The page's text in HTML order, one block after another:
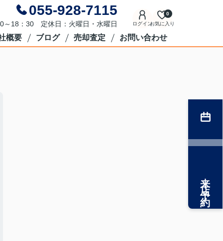
055-928-7115
～18：30 定休日：火曜日・水曜日 ログインお気に入り
0
概要 ブログ 売却査定 お問い合わせ
来店予約